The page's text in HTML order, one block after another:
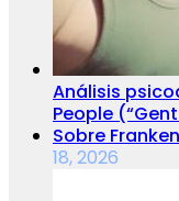
Análisis
People
Sobre
18, 2026